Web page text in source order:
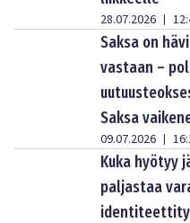
28.07.2026 |
Saksa on
vastaan –
Saksa
09.07.2026 |
Kuka hyötyy
paljastaa